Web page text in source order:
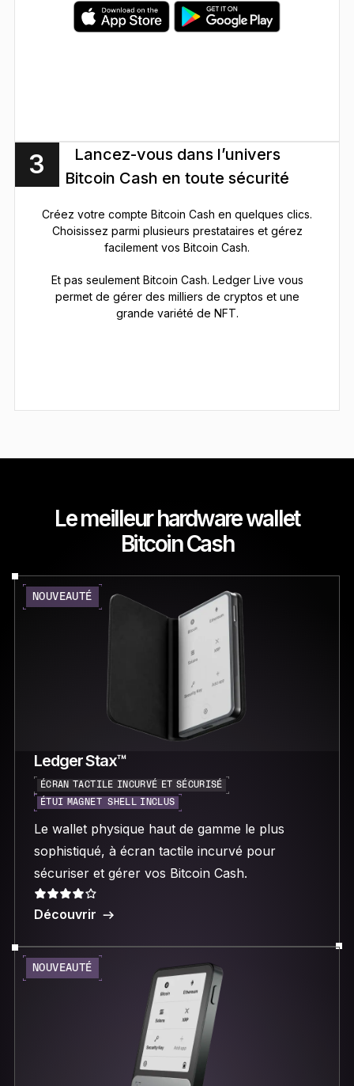
3
Lancez-vous dans l’univers
Bitcoin Cash en toute sécurité
Créez votre compte Bitcoin Cash en quelques clics.
Choisissez parmi plusieurs prestataires et gérez
facilement vos Bitcoin Cash.
Et pas seulement Bitcoin Cash. Ledger Live vous
permet de gérer des milliers de cryptos et une
grande variété de NFT.
Le meilleur hardware wallet
Bitcoin Cash
NOUVEAUTÉ
Ledger Stax™
ÉCRAN TACTILE INCURVÉ ET SÉCURISÉ
ÉTUI MAGNET SHELL INCLUS
Le wallet physique haut de gamme le plus
sophistiqué, à écran tactile incurvé pour
sécuriser et gérer vos Bitcoin Cash.
Découvrir
NOUVEAUTÉ